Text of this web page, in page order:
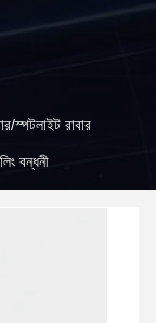
স্পটলাইট রাবার
বন্ধনী